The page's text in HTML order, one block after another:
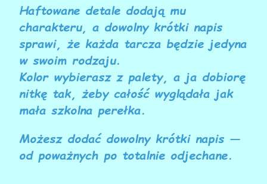
Haftowane detale dodają mu
charakteru, a dowolny krótki napis
sprawi, że każda tarcza będzie jedyna
w swoim rodzaju.
Kolor wybierasz z palety, a ja dobiorę
nitkę tak, żeby całość wyglądała jak
mała szkolna perełka.
Możesz dodać dowolny krótki napis —
od poważnych po totalnie odjechane.